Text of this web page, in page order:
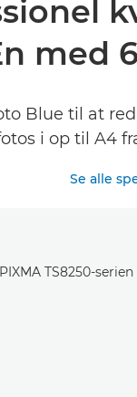
med
Blue til at
i op til A4
Se alle